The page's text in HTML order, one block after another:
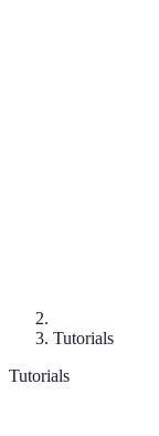
Tutorials
Tutorials